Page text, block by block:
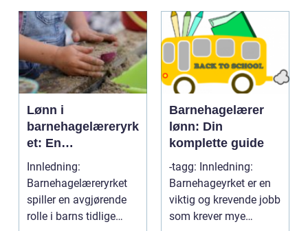
Lønn i
barnehagelæreryrk
et: En
dybdegående
oversikt
Innledning:
Barnehagelæreryrket
spiller en avgjørende
rolle i barns tidlige
Barnehagelærer
lønn: Din
komplette guide
-tagg: Innledning:
Barnehageyrket er en
viktig og krevende jobb
som krever mye